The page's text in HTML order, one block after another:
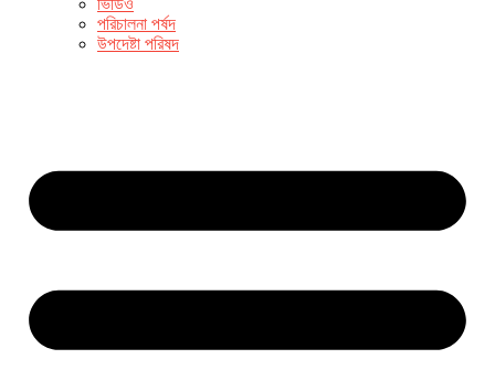
ভিডিও
পরিচালনা পর্ষদ
উপদেষ্টা পরিষদ